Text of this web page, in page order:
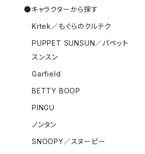
●キャラクターから探す
Krtek／もぐらのクルテク
PUPPET SUNSUN／パペット
スンスン
Garfield
BETTY BOOP
PINGU
ノンタン
SNOOPY／スヌーピー